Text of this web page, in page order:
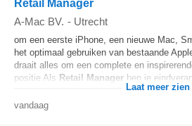
Retail Manager
A-Mac BV. - Utrecht
om een eerste iPhone, een nieuwe Mac,
het optimaal gebruiken van bestaande
draait alles om een complete en
positie Als Retail Manager ben je
Laat meer zien
vandaag